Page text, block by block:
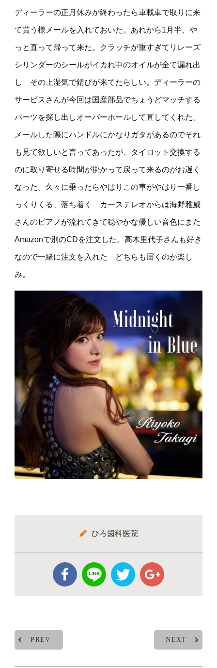
ディーラーの正月休みが終わったら車載車で取りに来
て貰う様メールを入れておいた。あれから1月半、や
っと直って帰って来た。クラッチが重すぎてリレーズ
シリンダーのシールがイカれ中のオイルが全て漏れ出
し その上湿気で錆びが来てたらしい。ディーラーの
サービスさんが今回は国産部品でちょうどマッチする
パーツを探し出しオーバーホールして直してくれた。
メールした際にハンドルにかなりガタがあるのでそれ
も見て欲しいと言ってあったが、タイロット交換する
のに取り寄せる時間が掛かって戻って来るのがお遅く
なった。久々に乗ったらやはりこの車がやはり一番し
っくりくる、落ち着く カーステレオからは海野雅威
さんのピアノが流れてきて穏やかな優しい音色にまた
Amazonで別のCDを注文した。高木里代子さんも好き
なので一緒に注文を入れた どちらも届くのが楽し
み。
ひろ歯科医院
PREV NEXT